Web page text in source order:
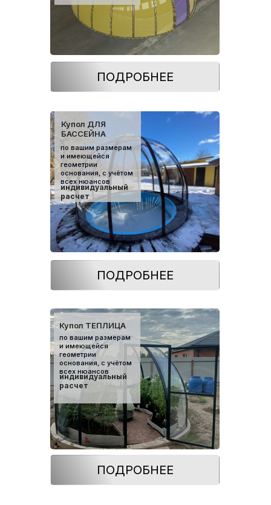
ПОДРОБНЕЕ
Купол ТЕПЛИЦА
по вашим размерам
и имеющейся
геометрии
основания, с учётом
всех нюансов
ПОДРОБНЕЕ
Купол ДЛЯ
БАССЕЙНА
по вашим размерам
и имеющейся
геометрии
основания, с учётом
всех нюансов
ПОДРОБНЕЕ
индивидуальный
расчет
индивидуальный
расчет